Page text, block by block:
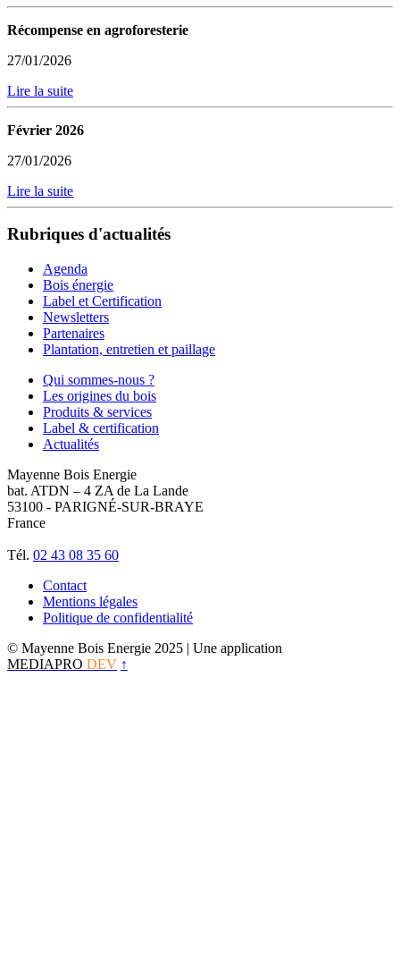
Récompense en agroforesterie
27/01/2026
Lire la suite
Février 2026
27/01/2026
Lire la suite
Rubriques d'actualités
Agenda
Bois énergie
Label et Certification
Newsletters
Partenaires
Plantation, entretien et paillage
Qui sommes-nous ?
Les origines du bois
Produits & services
Label & certification
Actualités
Mayenne Bois Energie
bat. ATDN – 4 ZA de La Lande
53100 - PARIGNÉ-SUR-BRAYE
France
Tél. 02 43 08 35 60
Contact
Mentions légales
Politique de confidentialité
© Mayenne Bois Energie 2025 | Une application
MEDIAPRO DEV ↑